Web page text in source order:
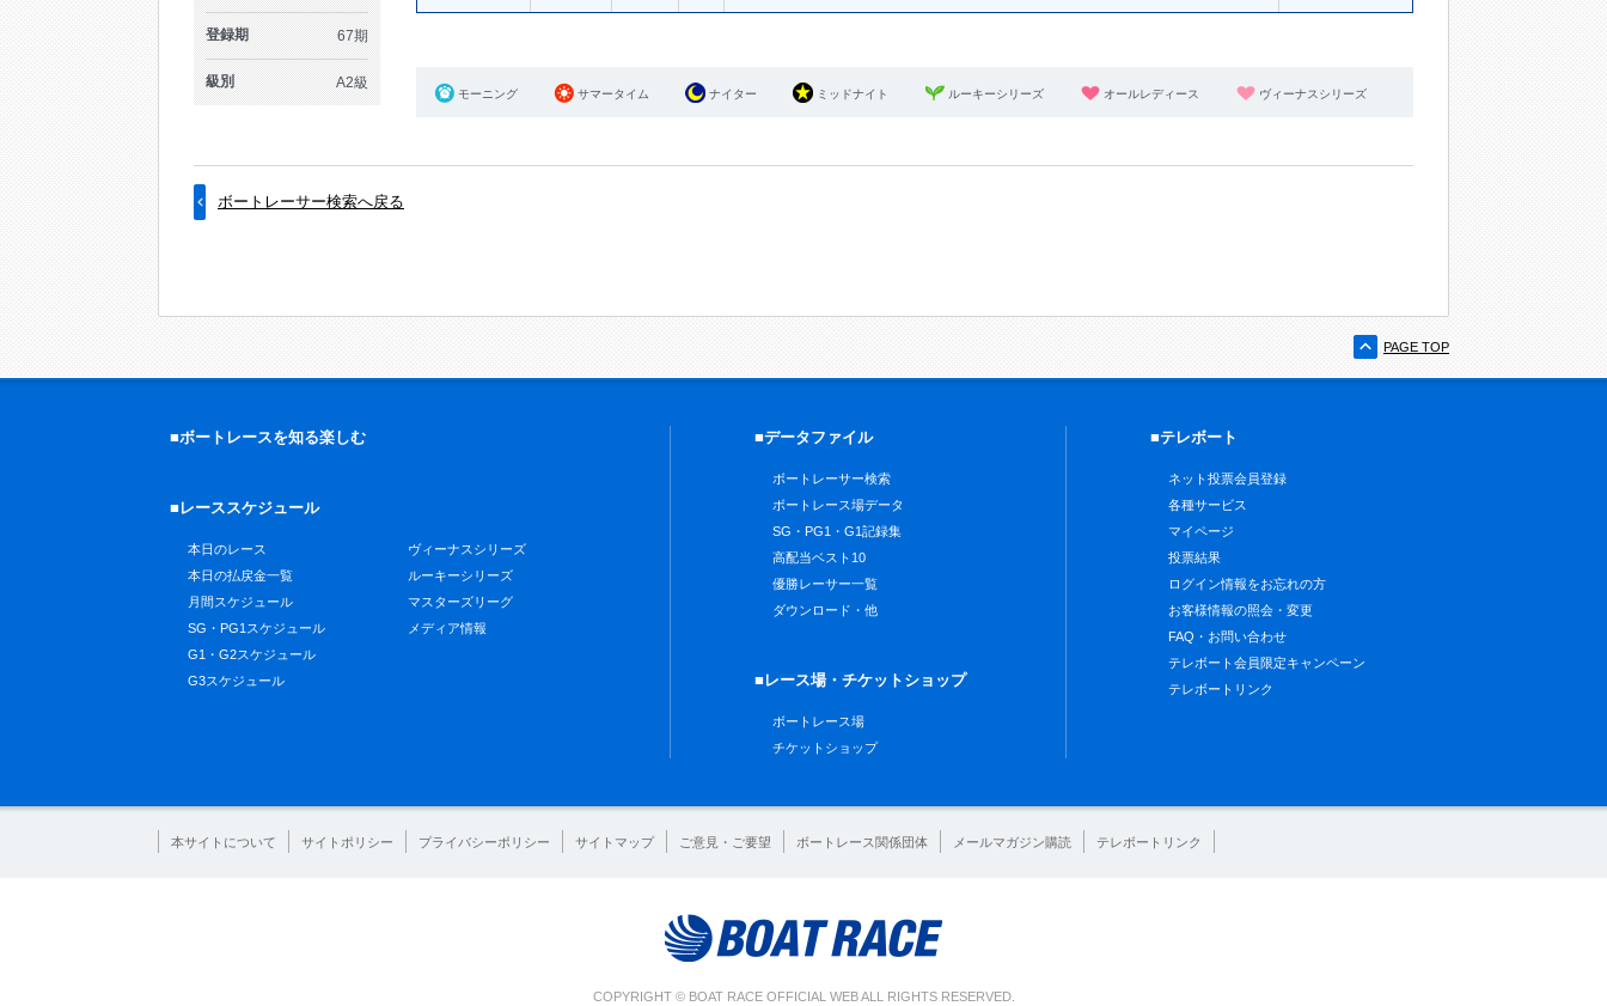
登録期 67期
級別 A2級
モーニング サマータイム ナイター ミッドナイト ルーキーシリーズ オールレディース ヴィーナスシリーズ
ボートレーサー検索へ戻る
PAGE TOP
■ボートレースを知る楽しむ
■レーススケジュール
本日のレース
本日の払戻金一覧
月間スケジュール
SG・PG1スケジュール
G1・G2スケジュール
G3スケジュール
ヴィーナスシリーズ
ルーキーシリーズ
マスターズリーグ
メディア情報
■データファイル
ボートレーサー検索
ボートレース場データ
SG・PG1・G1記録集
高配当ベスト10
優勝レーサー一覧
ダウンロード・他
■レース場・チケットショップ
ボートレース場
チケットショップ
■テレボート
ネット投票会員登録
各種サービス
マイページ
投票結果
ログイン情報をお忘れの方
お客様情報の照会・変更
FAQ・お問い合わせ
テレボート会員限定キャンペーン
テレボートリンク
本サイトについて サイトポリシー プライバシーポリシー サイトマップ ご意見・ご要望 ボートレース関係団体 メールマガジン購読 テレボートリンク
COPYRIGHT © BOAT RACE OFFICIAL WEB ALL RIGHTS RESERVED.